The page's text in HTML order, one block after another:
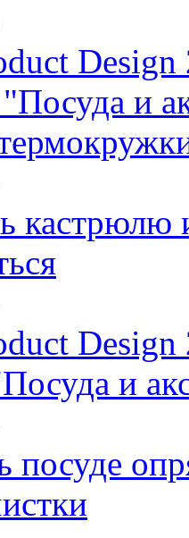
Design
"Посуда и
кастрюлю
Design
и
посуде